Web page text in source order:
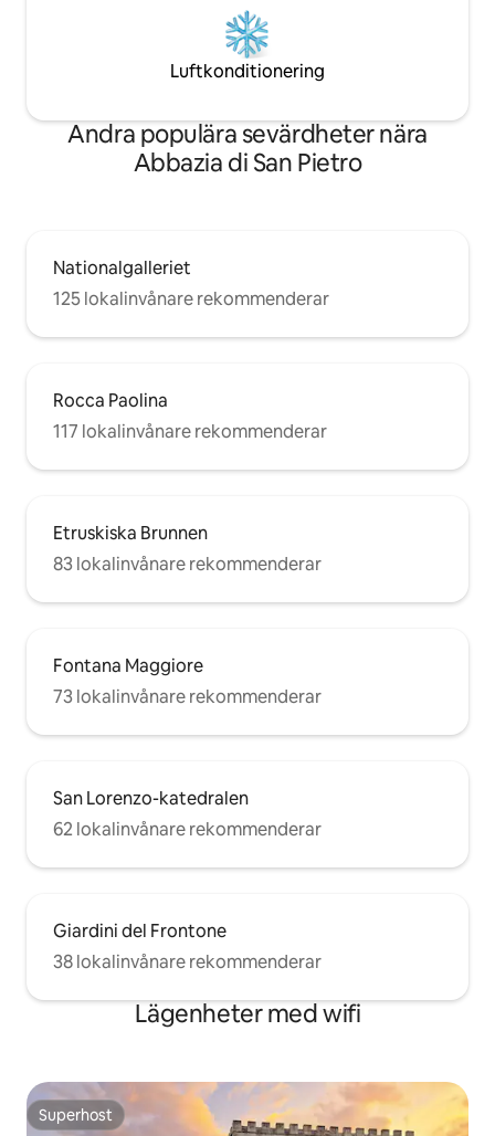
Luftkonditionering
Andra populära sevärdheter nära
Abbazia di San Pietro
Nationalgalleriet
125 lokalinvånare rekommenderar
Rocca Paolina
117 lokalinvånare rekommenderar
Etruskiska Brunnen
83 lokalinvånare rekommenderar
Fontana Maggiore
73 lokalinvånare rekommenderar
San Lorenzo-katedralen
62 lokalinvånare rekommenderar
Giardini del Frontone
38 lokalinvånare rekommenderar
Lägenheter med wifi
Superhost
Superhost